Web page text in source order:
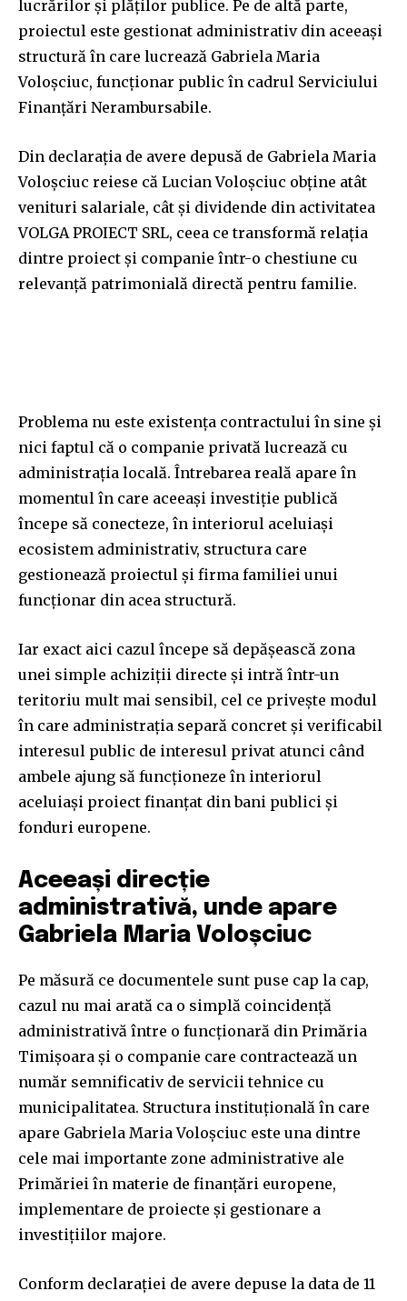
lucrărilor și plăților publice. Pe de altă parte,
proiectul este gestionat administrativ din aceeași
structură în care lucrează Gabriela Maria
Voloșciuc, funcționar public în cadrul Serviciului
Finanțări Nerambursabile.
Din declarația de avere depusă de Gabriela Maria
Voloșciuc reiese că Lucian Voloșciuc obține atât
venituri salariale, cât și dividende din activitatea
VOLGA PROIECT SRL, ceea ce transformă relația
dintre proiect și companie într-o chestiune cu
relevanță patrimonială directă pentru familie.
Problema nu este existența contractului în sine și
nici faptul că o companie privată lucrează cu
administrația locală. Întrebarea reală apare în
momentul în care aceeași investiție publică
începe să conecteze, în interiorul aceluiași
ecosistem administrativ, structura care
gestionează proiectul și firma familiei unui
funcționar din acea structură.
Iar exact aici cazul începe să depășească zona
unei simple achiziții directe și intră într-un
teritoriu mult mai sensibil, cel ce privește modul
în care administrația separă concret și verificabil
interesul public de interesul privat atunci când
ambele ajung să funcționeze în interiorul
aceluiași proiect finanțat din bani publici și
fonduri europene.
Aceeași direcție
administrativă, unde apare
Gabriela Maria Voloșciuc
Pe măsură ce documentele sunt puse cap la cap,
cazul nu mai arată ca o simplă coincidență
administrativă între o funcționară din Primăria
Timișoara și o companie care contractează un
număr semnificativ de servicii tehnice cu
municipalitatea. Structura instituțională în care
apare Gabriela Maria Voloșciuc este una dintre
cele mai importante zone administrative ale
Primăriei în materie de finanțări europene,
implementare de proiecte și gestionare a
investițiilor majore.
Conform declarației de avere depuse la data de 11